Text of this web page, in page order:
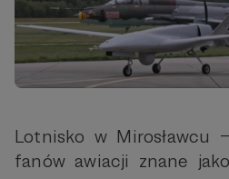
Lotnisko w Mirosławcu
fanów awiacji znane